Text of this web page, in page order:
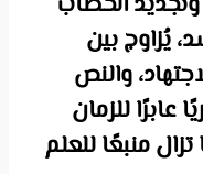
يُزاوج بين
والنص
عابرًا للزمان
منبعًا للعلم